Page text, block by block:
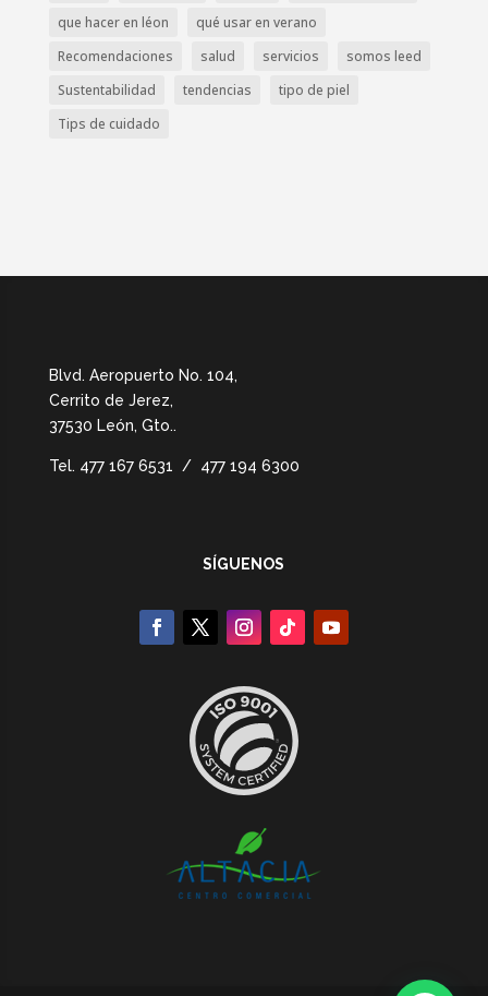
que hacer en léon
qué usar en verano
Recomendaciones
salud servicios
somos leed
Sustentabilidad
tendencias
tipo de piel
Tips de cuidado
Blvd. Aeropuerto No. 104,
Cerrito de Jerez,
37530 León, Gto..
Tel. 477 167 6531 / 477 194 6300
SÍGUENOS